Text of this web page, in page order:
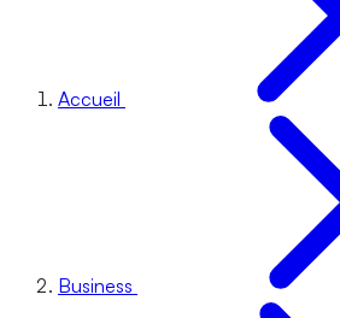
Accueil
Business